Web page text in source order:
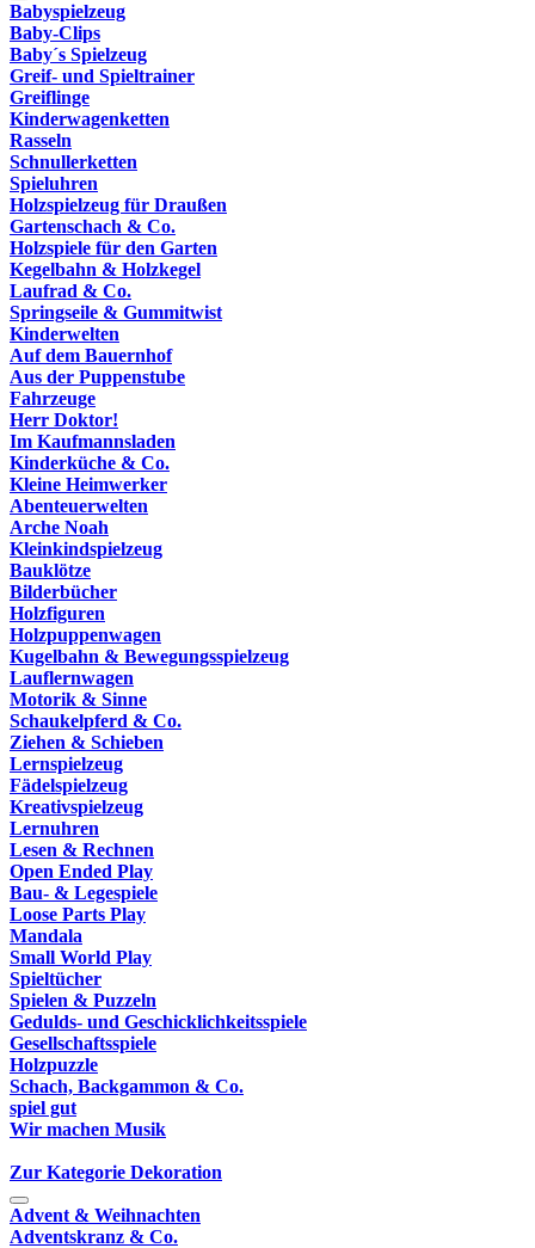
Babyspielzeug
Baby-Clips
Baby´s Spielzeug
Greif- und Spieltrainer
Greiflinge
Kinderwagenketten
Rasseln
Schnullerketten
Spieluhren
Holzspielzeug für Draußen
Gartenschach & Co.
Holzspiele für den Garten
Kegelbahn & Holzkegel
Laufrad & Co.
Springseile & Gummitwist
Kinderwelten
Auf dem Bauernhof
Aus der Puppenstube
Fahrzeuge
Herr Doktor!
Im Kaufmannsladen
Kinderküche & Co.
Kleine Heimwerker
Abenteuerwelten
Arche Noah
Kleinkindspielzeug
Bauklötze
Bilderbücher
Holzfiguren
Holzpuppenwagen
Kugelbahn & Bewegungsspielzeug
Lauflernwagen
Motorik & Sinne
Schaukelpferd & Co.
Ziehen & Schieben
Lernspielzeug
Fädelspielzeug
Kreativspielzeug
Lernuhren
Lesen & Rechnen
Open Ended Play
Bau- & Legespiele
Loose Parts Play
Mandala
Small World Play
Spieltücher
Spielen & Puzzeln
Gedulds- und Geschicklichkeitsspiele
Gesellschaftsspiele
Holzpuzzle
Schach, Backgammon & Co.
spiel gut
Wir machen Musik
Zur Kategorie Dekoration
Advent & Weihnachten
Adventskranz & Co.